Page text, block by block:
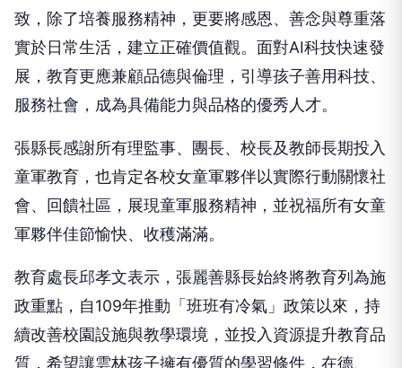
致，除了培養服務精神，更要將感恩、善念與尊重落
實於日常生活，建立正確價值觀。面對AI科技快速發
展，教育更應兼顧品德與倫理，引導孩子善用科技、
服務社會，成為具備能力與品格的優秀人才。
張縣長感謝所有理監事、團長、校長及教師長期投入
童軍教育，也肯定各校女童軍夥伴以實際行動關懷社
會、回饋社區，展現童軍服務精神，並祝福所有女童
軍夥伴佳節愉快、收穫滿滿。
教育處長邱孝文表示，張麗善縣長始終將教育列為施
政重點，自109年推動「班班有冷氣」政策以來，持
續改善校園設施與教學環境，並投入資源提升教育品
質，希望讓雲林孩子擁有優質的學習條件，在德、